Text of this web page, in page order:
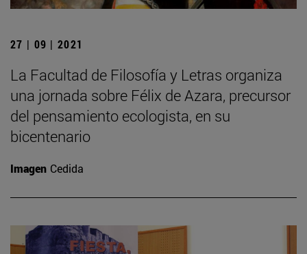
27 | 09 | 2021
La Facultad de Filosofía y Letras organiza
una jornada sobre Félix de Azara, precursor
del pensamiento ecologista, en su
bicentenario
Imagen Cedida